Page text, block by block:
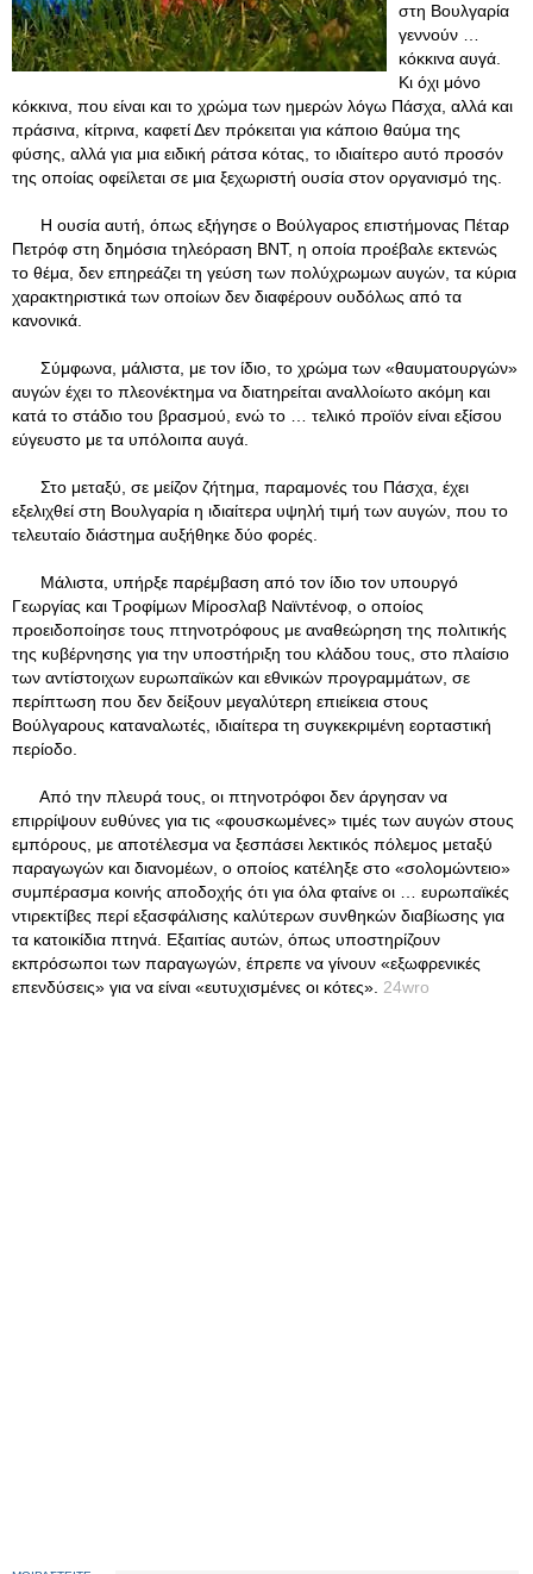
στη Βουλγαρία
γεννούν …
κόκκινα αυγά.
Κι όχι μόνο
κόκκινα, που είναι και το χρώμα των ημερών λόγω Πάσχα, αλλά και
πράσινα, κίτρινα, καφετί Δεν πρόκειται για κάποιο θαύμα της
φύσης, αλλά για μια ειδική ράτσα κότας, το ιδιαίτερο αυτό προσόν
της οποίας οφείλεται σε μια ξεχωριστή ουσία στον οργανισμό της.
Η ουσία αυτή, όπως εξήγησε ο Βούλγαρος επιστήμονας Πέταρ
Πετρόφ στη δημόσια τηλεόραση ΒΝΤ, η οποία προέβαλε εκτενώς
το θέμα, δεν επηρεάζει τη γεύση των πολύχρωμων αυγών, τα κύρια
χαρακτηριστικά των οποίων δεν διαφέρουν ουδόλως από τα
κανονικά.
Σύμφωνα, μάλιστα, με τον ίδιο, το χρώμα των «θαυματουργών»
αυγών έχει το πλεονέκτημα να διατηρείται αναλλοίωτο ακόμη και
κατά το στάδιο του βρασμού, ενώ το … τελικό προϊόν είναι εξίσου
εύγευστο με τα υπόλοιπα αυγά.
Στο μεταξύ, σε μείζον ζήτημα, παραμονές του Πάσχα, έχει
εξελιχθεί στη Βουλγαρία η ιδιαίτερα υψηλή τιμή των αυγών, που το
τελευταίο διάστημα αυξήθηκε δύο φορές.
Μάλιστα, υπήρξε παρέμβαση από τον ίδιο τον υπουργό
Γεωργίας και Τροφίμων Μίροσλαβ Ναϊντένοφ, ο οποίος
προειδοποίησε τους πτηνοτρόφους με αναθεώρηση της πολιτικής
της κυβέρνησης για την υποστήριξη του κλάδου τους, στο πλαίσιο
των αντίστοιχων ευρωπαϊκών και εθνικών προγραμμάτων, σε
περίπτωση που δεν δείξουν μεγαλύτερη επιείκεια στους
Βούλγαρους καταναλωτές, ιδιαίτερα τη συγκεκριμένη εορταστική
περίοδο.
Από την πλευρά τους, οι πτηνοτρόφοι δεν άργησαν να
επιρρίψουν ευθύνες για τις «φουσκωμένες» τιμές των αυγών στους
εμπόρους, με αποτέλεσμα να ξεσπάσει λεκτικός πόλεμος μεταξύ
παραγωγών και διανομέων, ο οποίος κατέληξε στο «σολομώντειο»
συμπέρασμα κοινής αποδοχής ότι για όλα φταίνε οι … ευρωπαϊκές
ντιρεκτίβες περί εξασφάλισης καλύτερων συνθηκών διαβίωσης για
τα κατοικίδια πτηνά. Εξαιτίας αυτών, όπως υποστηρίζουν
εκπρόσωποι των παραγωγών, έπρεπε να γίνουν «εξωφρενικές
επενδύσεις» για να είναι «ευτυχισμένες οι κότες». 24wro